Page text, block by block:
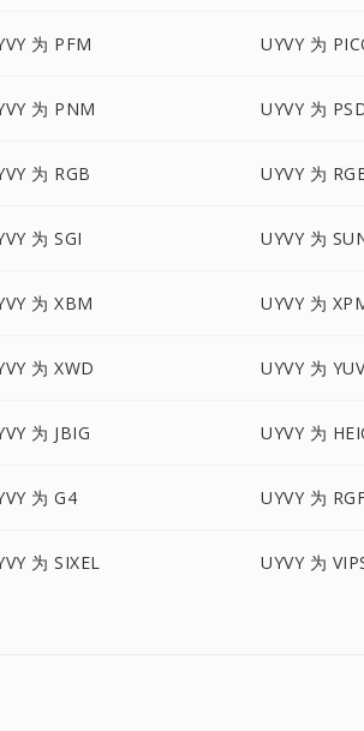
为 PFM UYVY 为
为 PNM UYVY 为
为 RGB UYVY 为
为 SGI UYVY 为
为 XBM UYVY 为
为 XWD UYVY 为
为 JBIG UYVY 为
为 G4 UYVY 为
为 SIXEL UYVY 为